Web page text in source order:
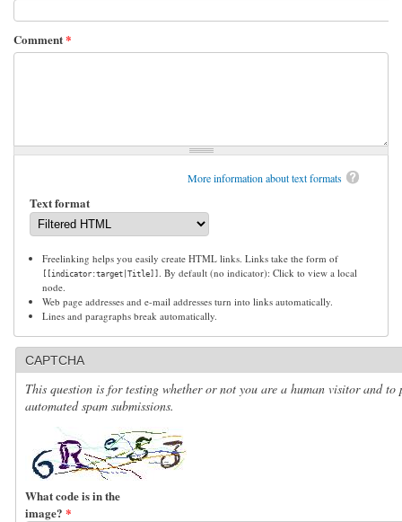
Comment*
More information about text formats
Text format
Freelinking helps you easily create HTML links. Links take the form of
[[indicator:target|Title]]
. By default (no indicator): Click to view a local
node.
Web page addresses and e-mail addresses turn into links automatically.
Lines and paragraphs break automatically.
CAPTCHA
This question is for testing whether or not you are a human visitor and to
automated spam submissions.
What code is in the
image? *